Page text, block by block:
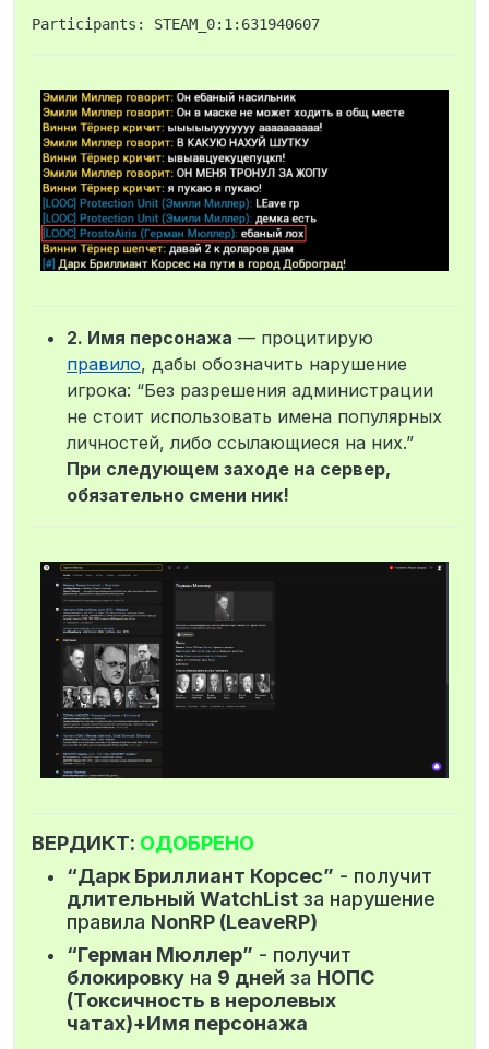
2. Имя персонажа — процитирую
правило, дабы обозначить нарушение
игрока: “Без разрешения администрации
не стоит использовать имена популярных
личностей, либо ссылающиеся на них.”
При следующем заходе на сервер,
обязательно смени ник!
ВЕРДИКТ: ОДОБРЕНО
“Дарк Бриллиант Корсес” - получит
длительный WatchList за нарушение
правила NonRP (LeaveRP)
“Герман Мюллер” - получит
блокировку на 9 дней за НОПС
(Токсичность в неролевых
чатах)+Имя персонажа